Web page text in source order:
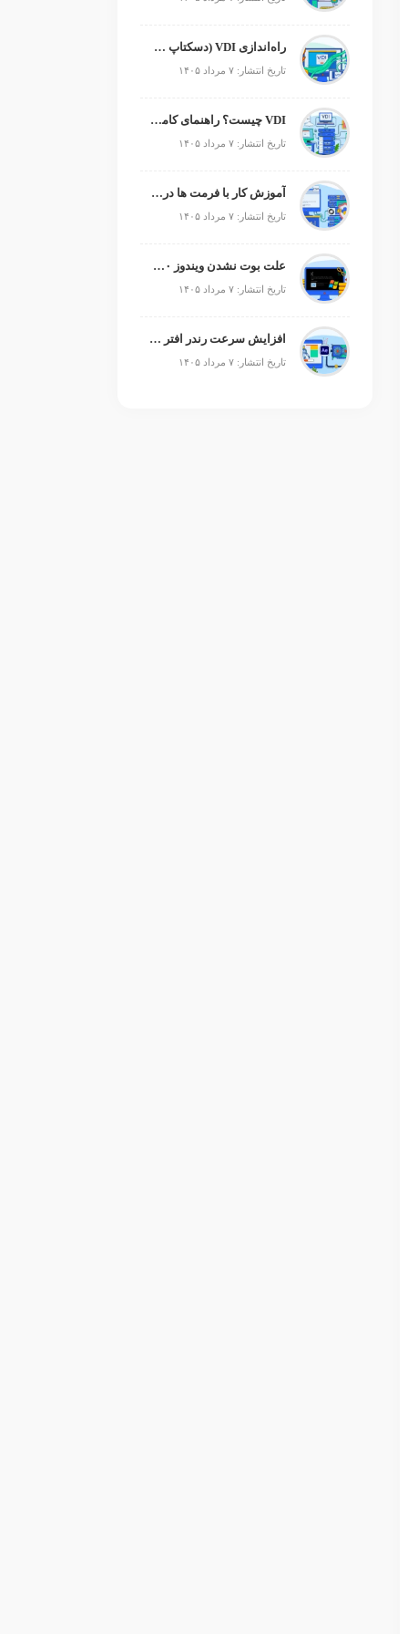
راه‌اندازی VDI (دسکتاپ مجازی)
تاریخ انتشار: ۷ مرداد ۱۴۰۵
VDI چیست؟ راهنمای کامل زیرساخت دسکتاپ مجازی
تاریخ انتشار: ۷ مرداد ۱۴۰۵
آموزش کار با فرمت ها در پایتون
تاریخ انتشار: ۷ مرداد ۱۴۰۵
علت بوت نشدن ویندوز ۱۰ و ۱۱ + آموزش رفع مشکل (راهنمای گام‌به‌گام)
تاریخ انتشار: ۷ مرداد ۱۴۰۵
افزایش سرعت رندر افتر افکت؛ رفع کندی After Effects
تاریخ انتشار: ۷ مرداد ۱۴۰۵